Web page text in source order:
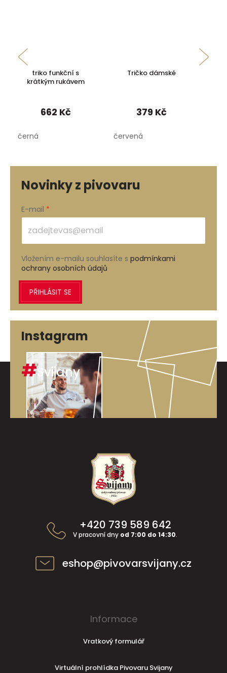
triko funkční s
krátkým rukávem
662 Kč
černá
Tričko dámské
379 Kč
červená
Novinky z pivovaru
E-mail
Vložením e-mailu souhlasíte s podmínkami
ochrany osobních údajů
PŘIHLÁSIT SE
Instagram
#Svijany
+420 739 589 642
V pracovní dny od 7:00 do 14:30.
eshop@pivovarsvijany.cz
Informace
Vratkový formulář
Virtuální prohlídka Pivovaru Svijany